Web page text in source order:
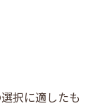
択に適したも